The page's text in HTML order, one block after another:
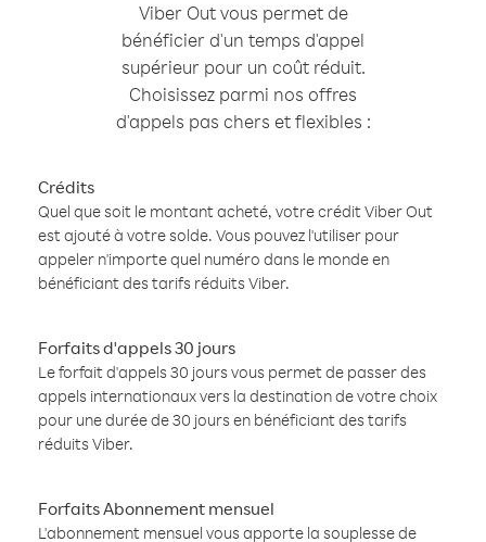
Viber Out vous permet de
bénéficier d'un temps d'appel
supérieur pour un coût réduit.
Choisissez parmi nos offres
d'appels pas chers et flexibles :
Crédits
Quel que soit le montant acheté, votre crédit Viber Out
est ajouté à votre solde. Vous pouvez l'utiliser pour
appeler n'importe quel numéro dans le monde en
bénéficiant des tarifs réduits Viber.
Forfaits d'appels 30 jours
Le forfait d'appels 30 jours vous permet de passer des
appels internationaux vers la destination de votre choix
pour une durée de 30 jours en bénéficiant des tarifs
réduits Viber.
Forfaits Abonnement mensuel
L'abonnement mensuel vous apporte la souplesse de